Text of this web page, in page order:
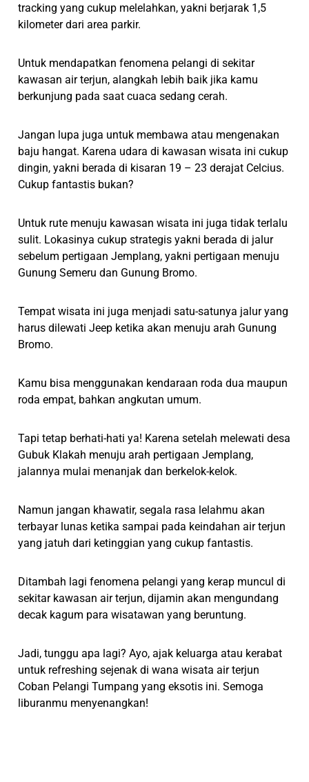
tracking yang cukup melelahkan, yakni berjarak 1,5
kilometer dari area parkir.
Untuk mendapatkan fenomena pelangi di sekitar
kawasan air terjun, alangkah lebih baik jika kamu
berkunjung pada saat cuaca sedang cerah.
Jangan lupa juga untuk membawa atau mengenakan
baju hangat. Karena udara di kawasan wisata ini cukup
dingin, yakni berada di kisaran 19 – 23 derajat Celcius.
Cukup fantastis bukan?
Untuk rute menuju kawasan wisata ini juga tidak terlalu
sulit. Lokasinya cukup strategis yakni berada di jalur
sebelum pertigaan Jemplang, yakni pertigaan menuju
Gunung Semeru dan Gunung Bromo.
Tempat wisata ini juga menjadi satu-satunya jalur yang
harus dilewati Jeep ketika akan menuju arah Gunung
Bromo.
Kamu bisa menggunakan kendaraan roda dua maupun
roda empat, bahkan angkutan umum.
Tapi tetap berhati-hati ya! Karena setelah melewati desa
Gubuk Klakah menuju arah pertigaan Jemplang,
jalannya mulai menanjak dan berkelok-kelok.
Namun jangan khawatir, segala rasa lelahmu akan
terbayar lunas ketika sampai pada keindahan air terjun
yang jatuh dari ketinggian yang cukup fantastis.
Ditambah lagi fenomena pelangi yang kerap muncul di
sekitar kawasan air terjun, dijamin akan mengundang
decak kagum para wisatawan yang beruntung.
Jadi, tunggu apa lagi? Ayo, ajak keluarga atau kerabat
untuk refreshing sejenak di wana wisata air terjun
Coban Pelangi Tumpang yang eksotis ini. Semoga
liburanmu menyenangkan!